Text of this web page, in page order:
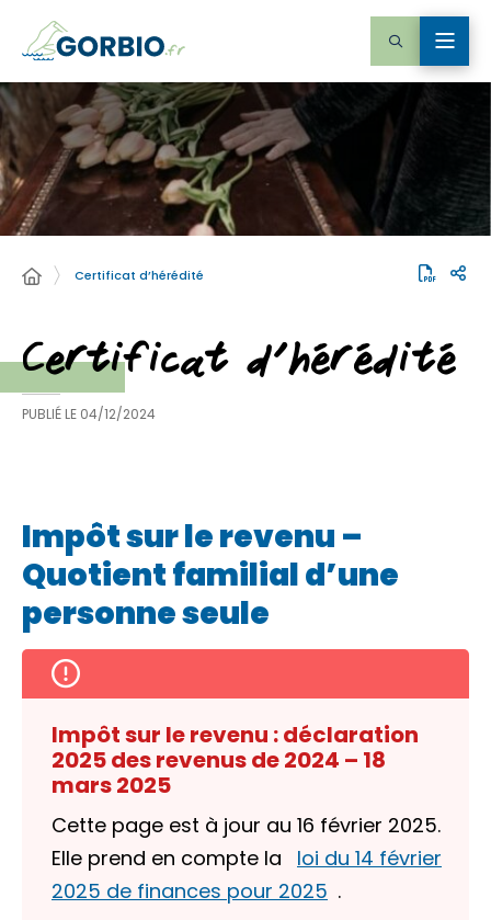
Certificat d’hérédité
Certificat d’hérédité
PUBLIÉ LE 04/12/2024
Impôt sur le revenu –
Quotient familial d’une
personne seule
Impôt sur le revenu : déclaration
2025 des revenus de 2024 – 18
mars 2025
Cette page est à jour au 16 février 2025.
Elle prend en compte la
loi du 14 février
2025 de finances pour 2025 .